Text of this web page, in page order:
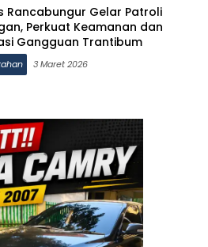
Rancabungur Gelar Patroli
Perkuat Keamanan dan
Gangguan Trantibum
3 Maret 2026